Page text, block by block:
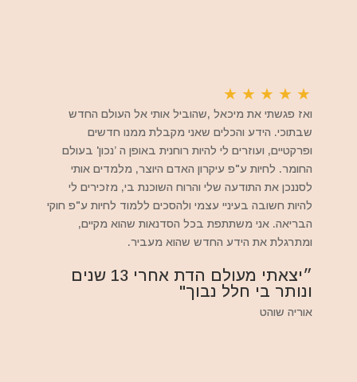
★
★
★
★
★
ואז פגשתי את מיכאל ,שהוביל אותי אל העולם החדש
שבתוכי. הידע והכלים שאני מקבלת ממנו חדשים
ופרקטיים, ועוזרים לי להיות רוחנית באופן ה ’נכון' בעולם
החומר. לחיות ע"פ עיקרון האדם היוצר, מלמדים אותי
לסננכן את התודעה שלי והרוח השוכנת בי, מזכירים לי
להיות חשובה בעיניי עצמי ולהסכים ללמוד לחיות ע"פ חוקי
הבריאה. אני משתתפת בכל הסדנאות שהוא מקיים,
ומתרגלת את הידע החדש שהוא מעביר.
״יצאתי מעולם הדת אחרי 13 שנים
ונותר בי חלל נבוך"
אוריה שוהט